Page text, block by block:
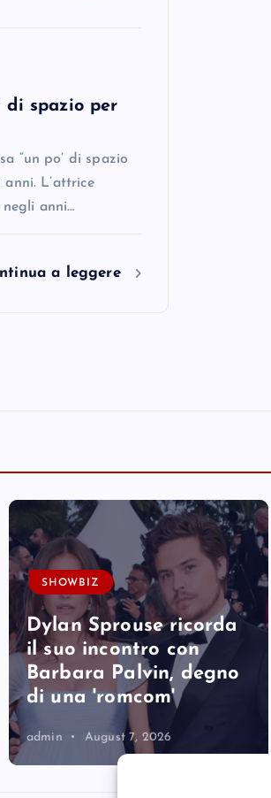
di spazio per
“un po’ di spazio
L’attrice
anni…
a leggere
SHOWBIZ
Dylan Sprouse ricorda
il suo incontro con
Barbara Palvin, degno
di una 'romcom'
admin August 7, 2026